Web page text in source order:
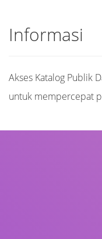
Informasi
Akses Katalog Publik
untuk mempercepat